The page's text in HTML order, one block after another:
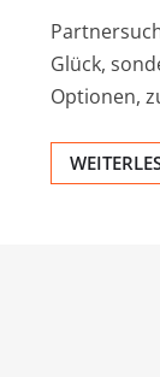
Glück,
Optionen,